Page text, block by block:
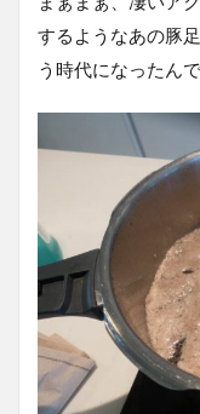
するようなあの豚
う時代になったん